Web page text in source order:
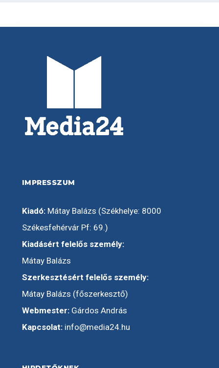
IMPRESSZUM
Kiadó:Mátay Balázs (Székhelye: 8000
Székesfehérvár Pf: 69.)
Kiadásért felelős személy:
Mátay Balázs
Szerkesztésért felelős személy:
Mátay Balázs (főszerkesztő)
Webmester:Gárdos András
Kapcsolat: info@media24.hu